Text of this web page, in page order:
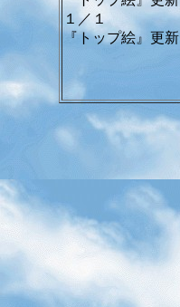
１／１
『トップ絵』更新